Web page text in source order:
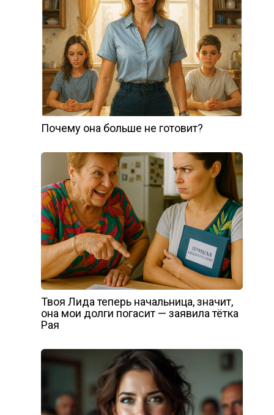
Почему она больше не готовит?
Твоя Лида теперь начальница, значит,
она мои долги погасит — заявила тётка
Рая